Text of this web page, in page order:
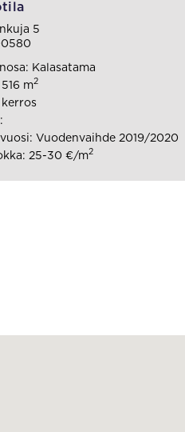
5
Kalasatama
m2
Vuodenvaihde 2019/2020
25-30 €/m2